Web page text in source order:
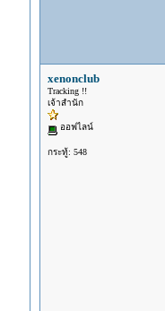
xenonclub
Tracking !!
เจ้าสำนัก
ออฟไลน์
กระทู้: 548